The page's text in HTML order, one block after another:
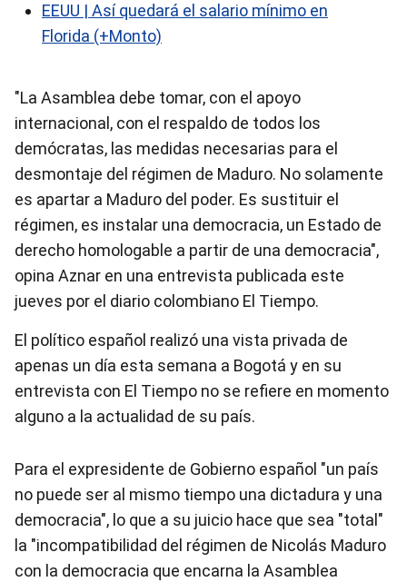
EEUU | Así quedará el salario mínimo en
Florida (+Monto)
"La Asamblea debe tomar, con el apoyo
internacional, con el respaldo de todos los
demócratas, las medidas necesarias para el
desmontaje del régimen de Maduro. No solamente
es apartar a Maduro del poder. Es sustituir el
régimen, es instalar una democracia, un Estado de
derecho homologable a partir de una democracia",
opina Aznar en una entrevista publicada este
jueves por el diario colombiano El Tiempo.
El político español realizó una vista privada de
apenas un día esta semana a Bogotá y en su
entrevista con El Tiempo no se refiere en momento
alguno a la actualidad de su país.
Para el expresidente de Gobierno español "un país
no puede ser al mismo tiempo una dictadura y una
democracia", lo que a su juicio hace que sea "total"
la "incompatibilidad del régimen de Nicolás Maduro
con la democracia que encarna la Asamblea